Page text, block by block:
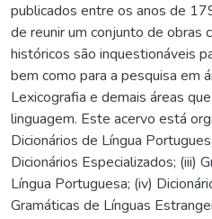
publicados entre os anos de
de reunir um conjunto de obras
históricos são inquestionáveis
bem como para a pesquisa em
Lexicografia e demais áreas
linguagem. Este acervo está
Dicionários de Língua
Dicionários Especializados; (iii)
Língua Portuguesa; (iv)
Gramáticas de Línguas